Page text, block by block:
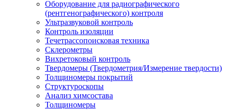
Оборудование для радиографического
(рентгенографического) контроля
Ультразвуковой контроль
Контроль изоляции
Течетрассопоисковая техника
Склерометры
Вихретоковый контроль
Твердомеры (Твердометрия/Измерение твердости)
Толщиномеры покрытий
Структуроскопы
Анализ химсостава
Толщиномеры